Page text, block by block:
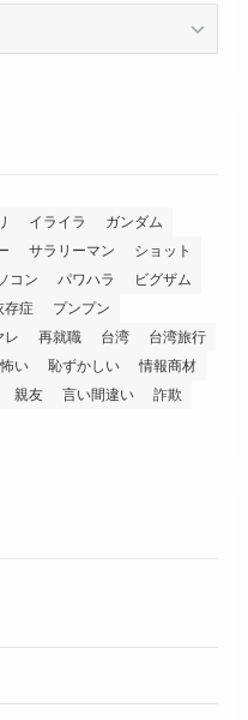
イライラ
ガンダム
サラリーマン
ショット
コン パワハラ
ビグザム
存症
プンプン
レ 再就職 台湾
台湾旅行
怖い 恥ずかしい
情報商材
親友 言い間違い
詐欺